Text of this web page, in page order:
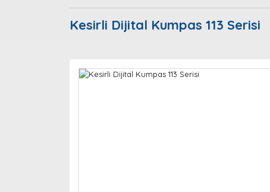
Kesirli Dijital Kumpas 113 Serisi